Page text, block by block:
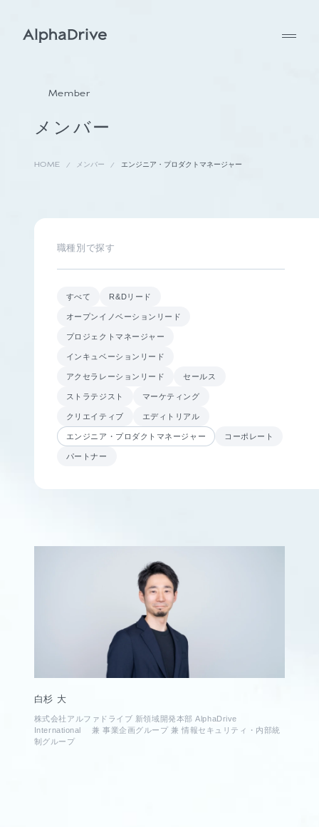
メンバー
Member
HOME メンバー エンジニア・プロダクトマネージャー
職種別で探す
すべて R&Dリード
オープンイノベーションリード
プロジェクトマネージャー
インキュベーションリード
アクセラレーションリード セールス
ストラテジスト マーケティング
クリエイティブ エディトリアル
エンジニア・プロダクトマネージャー コーポレート
パートナー
白杉 大
株式会社アルファドライブ 新領域開発本部 AlphaDrive
International 兼 事業企画グループ 兼 情報セキュリティ・内部統
制グループ